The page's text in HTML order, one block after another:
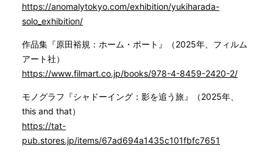
https://anomalytokyo.com/exhibition/yukiharada-
solo_exhibition/
作品集『原田裕規：ホーム・ポート』（2025年、フィルム
アート社）
https://www.filmart.co.jp/books/978-4-8459-2420-2/
モノグラフ『シャドーイング：影を追う旅』（2025年、
this and that）
https://tat-
pub.stores.jp/items/67ad694a1435c101fbfc7651